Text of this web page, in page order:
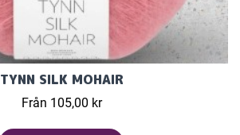
TYNN SILK MOHAIR
Från 105,00 kr